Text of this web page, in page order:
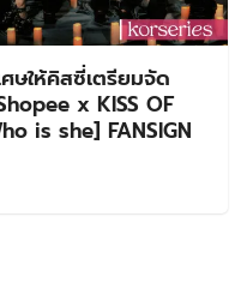
ศษให้คิสซี่เตรียมจัด
x KISS OF
is she] FANSIGN